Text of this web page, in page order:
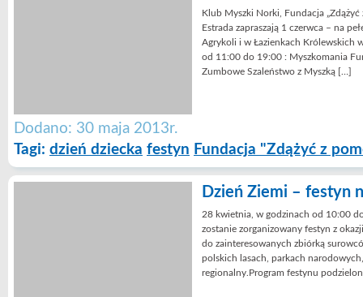
Klub Myszki Norki, Fundacja „Zdążyć
Estrada zapraszają 1 czerwca – na
Agrykoli i w Łazienkach Królewskich
od 11:00 do 19:00 : Myszkomania
Zumbowe Szaleństwo z Myszką […]
Dodano: 30 maja 2013r.
Tagi: dzień dziecka festyn Fundacja "Zdążyć z
Dzień Ziemi – festyn
28 kwietnia, w godzinach od 10:00
zostanie zorganizowany festyn z
do zainteresowanych zbiórką
polskich lasach, parkach
regionalny.Program festynu